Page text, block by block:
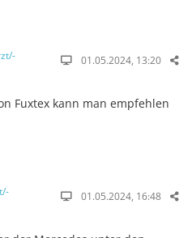
01.05.2024, 13:20
Fuxtex kann man empfehlen
01.05.2024, 16:48